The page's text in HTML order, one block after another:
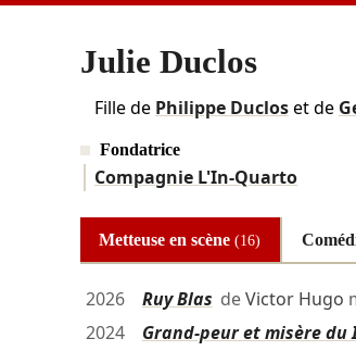
Julie Duclos
Fille de Philippe Ducloset de
Fondatrice
Compagnie L'In-Quarto
Metteuse en scène(16)
2026 Ruy Blas deVictor Hugo
2024
Grand-peur et misère du